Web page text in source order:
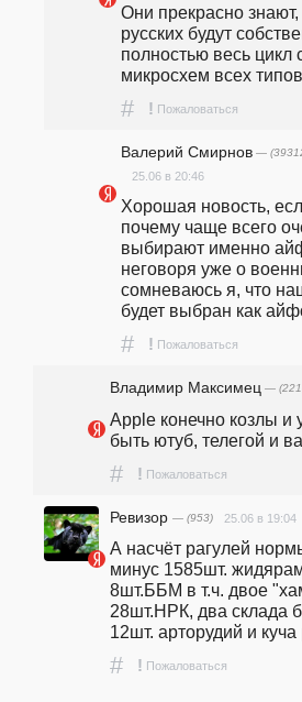
Они прекрасно
русских будут
полностью весь цикл
микросхем всех
# ! Пожаловаться
Валерий Смирнов —
25.06 в 20:46
Хорошая новость,
почему чаще всего
выбирают именно
неговоря уже о
сомневаюсь я, что
будет выбран как
# ! Пожаловаться
Владимир Максимец —
Apple конечно козлы и
быть ютуб, телегой и
# ! Пожаловаться
Ревизор — (953) 25.06 в 19:04
А насчёт рагулей
минус 1585шт.
8шт.ББМ в т.ч. двое
28шт.НРК, два склада
12шт. арторудий и куча
# ! Пожаловаться